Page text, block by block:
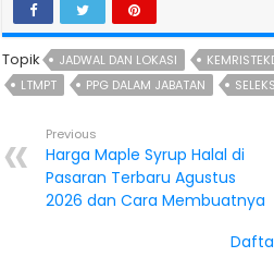
Topik JADWAL DAN LOKASI
LTMPT
PPG DALAM JABATAN
Previous
Harga Maple Syrup Halal di
Pasaran Terbaru Agustus
2026 dan Cara Membuatnya